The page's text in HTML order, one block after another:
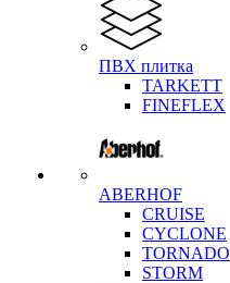
ПВХ плитка
TARKETT
FINEFLEX
ABERHOF
CRUISE
CYCLONE
TORNADO
STORM